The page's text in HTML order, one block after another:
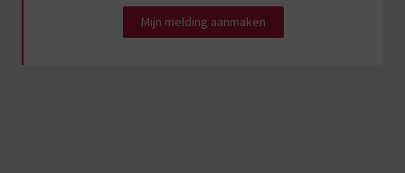
Mijn melding aanmaken